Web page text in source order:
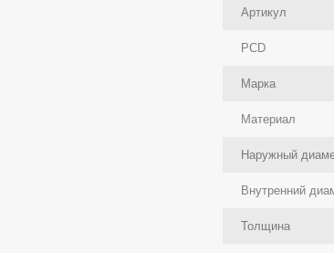
Артикул
PCD
Марка
Материал
Наружный
Внутренний
Толщина